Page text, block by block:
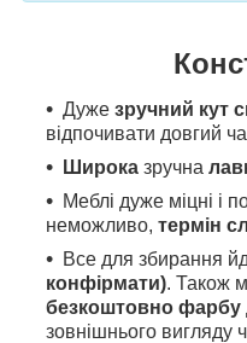
Дуже зручний кут
відпочивати довгий
Широка зручна
Меблі дуже міцні і
неможливо, термін
Все для збирання
конфірмати). Також
безкоштовно фарбу
зовнішнього вигляду